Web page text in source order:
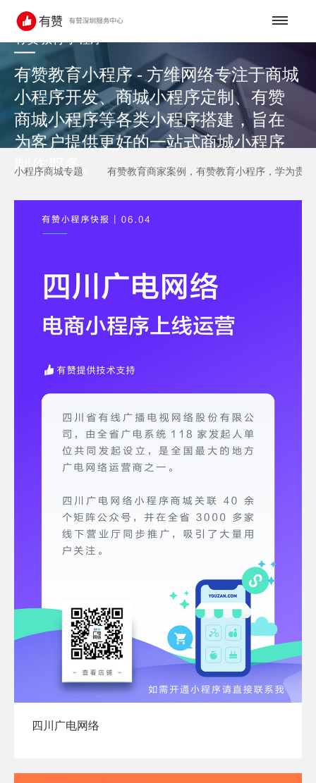
有赞教育小程序 - 方维网络专注于商城
小程序开发、商城小程序定制、有赞
商城小程序等各类小程序搭建，旨在
为客户提供更好的一站式商城小程序
制作服务。
小程序商城专题 有赞教育商家案例，有赞教育小程序，学为贵
四川广电网络